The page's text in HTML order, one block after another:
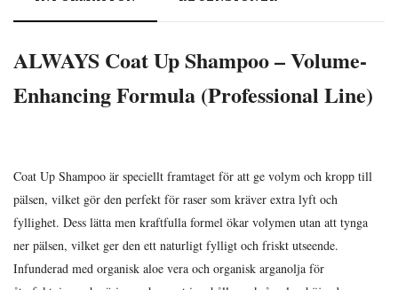
ALWAYS Coat Up Shampoo – Volume-
Enhancing Formula (Professional Line)
Coat Up Shampoo är speciellt framtaget för att ge volym och kropp till
pälsen, vilket gör den perfekt för raser som kräver extra lyft och
fyllighet. Dess lätta men kraftfulla formel ökar volymen utan att tynga
ner pälsen, vilket ger den ett naturligt fylligt och friskt utseende.
Infunderad med organisk aloe vera och organisk arganolja för